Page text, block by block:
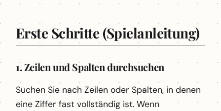
Erste Schritte (Spielanleitung)
1. Zeilen und Spalten durchsuchen
Suchen Sie nach Zeilen oder Spalten, in denen
eine Ziffer fast vollständig ist. Wenn